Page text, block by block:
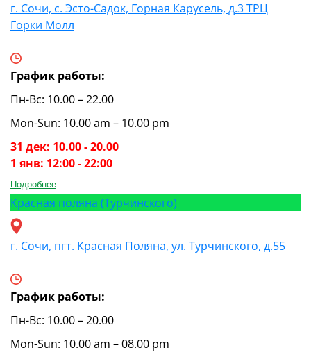
г. Сочи, с. Эсто-Садок, Горная Карусель, д.3 ТРЦ
Горки Молл
График работы:
Пн-Вс: 10.00 – 22.00
Mon-Sun: 10.00 am – 10.00 pm
31 дек: 10.00 - 20.00
1 янв: 12:00 - 22:00
Подробнее
Красная поляна (Турчинского)
г. Сочи, пгт. Красная Поляна, ул. Турчинского, д.55
График работы:
Пн-Вс: 10.00 – 20.00
Mon-Sun: 10.00 am – 08.00 pm